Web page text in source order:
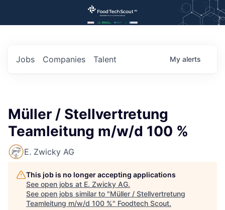
Jobs Companies Talent My alerts
Müller / Stellvertretung
Teamleitung m/w/d 100 %
E. Zwicky AG
This job is no longer accepting applications
See open jobs at E. Zwicky AG.
See open jobs similar to "Müller / Stellvertretung
Teamleitung m/w/d 100 %" Foodtech Scout.